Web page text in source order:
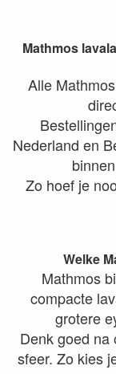
Mathmos
Alle
Nederland en
Zo hoef je
Welke
Mathmos
compacte
grotere
Denk goed na
sfeer. Zo kies